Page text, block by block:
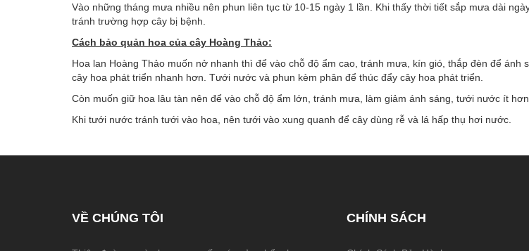
Vào những tháng mưa nhiều nên phun liên tục từ 10-15 ngày 1 lần. Khi thấy thời tiết sắp mưa dài
tránh trường hợp cây bị bệnh.
Cách bảo quản hoa của cây Hoàng Thảo:
Hoa lan Hoàng Thảo muốn nở nhanh thì để vào chỗ độ ẩm cao, tránh mưa, kín gió, thắp đèn để ánh
cây hoa phát triển nhanh hơn. Tưới nước và phun kèm phân để thúc đẩy cây hoa phát triển.
Còn muốn giữ hoa lâu tàn nên để vào chỗ độ ẩm lớn, tránh mưa, làm giảm ánh sáng, tưới nước ít
Khi tưới nước tránh tưới vào hoa, nên tưới vào xung quanh để cây dùng rễ và lá hấp thụ hơi nước.
VỀ CHÚNG TÔI CHÍNH SÁCH